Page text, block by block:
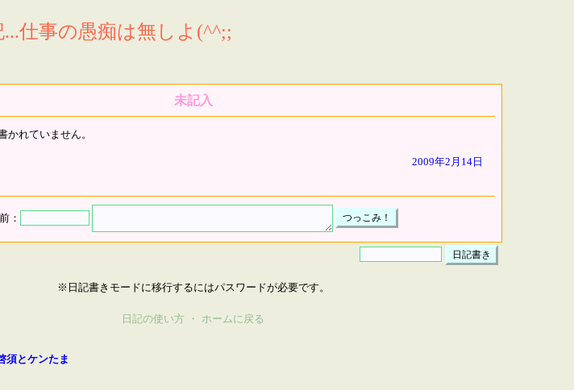
仕事の愚痴は無しよ(^^;;
未記入
かれていません。
2009年2月14日
：
※日記書きモードに移行するにはパスワードが必要です。
日記の使い方 ・ ホームに戻る
須とケンたま